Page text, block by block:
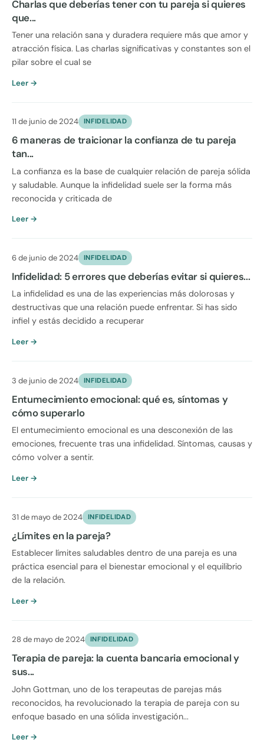
Charlas que deberías tener con tu pareja si quieres
que...
Tener una relación sana y duradera requiere más que amor y
atracción física. Las charlas significativas y constantes son el
pilar sobre el cual se
Leer →
11 de junio de 2024 INFIDELIDAD
6 maneras de traicionar la confianza de tu pareja
tan...
La confianza es la base de cualquier relación de pareja sólida
y saludable. Aunque la infidelidad suele ser la forma más
reconocida y criticada de
Leer →
6 de junio de 2024 INFIDELIDAD
Infidelidad: 5 errores que deberías evitar si quieres...
La infidelidad es una de las experiencias más dolorosas y
destructivas que una relación puede enfrentar. Si has sido
infiel y estás decidido a recuperar
Leer →
3 de junio de 2024 INFIDELIDAD
Entumecimiento emocional: qué es, síntomas y
cómo superarlo
El entumecimiento emocional es una desconexión de las
emociones, frecuente tras una infidelidad. Síntomas, causas y
cómo volver a sentir.
Leer →
31 de mayo de 2024 INFIDELIDAD
¿Límites en la pareja?
Establecer límites saludables dentro de una pareja es una
práctica esencial para el bienestar emocional y el equilibrio
de la relación.
Leer →
28 de mayo de 2024 INFIDELIDAD
Terapia de pareja: la cuenta bancaria emocional y
sus...
John Gottman, uno de los terapeutas de parejas más
reconocidos, ha revolucionado la terapia de pareja con su
enfoque basado en una sólida investigación...
Leer →